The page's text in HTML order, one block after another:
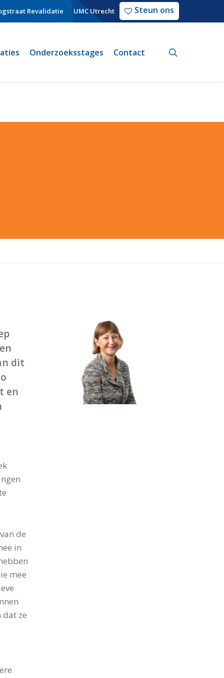
Revalidatie UMC Utrecht Steun ons
Onderzoeksstages Contact
dit
en
de
in
mee
dat ze